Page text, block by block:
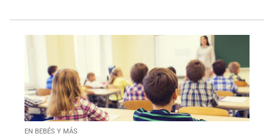
EN BEBÉS Y MÁS